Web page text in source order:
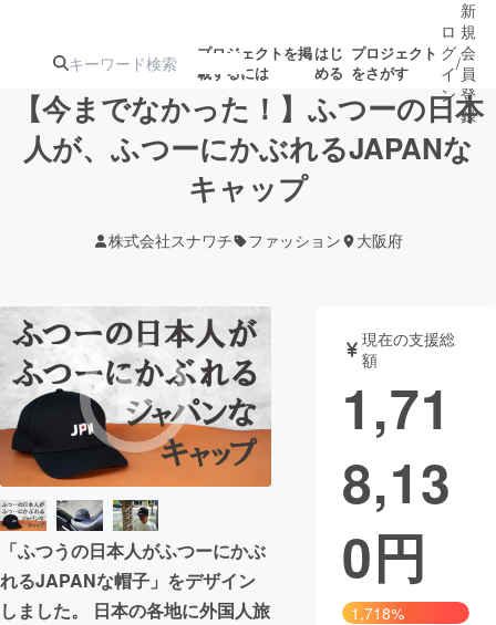
プロジェクトを掲
載するには
はじ
める
プロジェクト
をさがす
注目の新着プロ募集終了が近いプ
テクノロジー・ガジェット
映像・映画
ビジネス・起業 チャレンジ
まちづくり・地域活性化
CAMPFIRE for Social Good CAMPFIRE Creation
ロ
グ
イ
ン
/
新
規
会
員
登
録
【今までなかった！】ふつーの日本
人が、ふつーにかぶれるJAPANな
キャップ
株式会社スナワチ ファッション 大阪府
「ふつうの日本人がふつーにかぶ
れるJAPANな帽子」をデザイン
しました。 日本の各地に外国人旅
現在の支援総
額
1,71
8,13
0円
1,718%